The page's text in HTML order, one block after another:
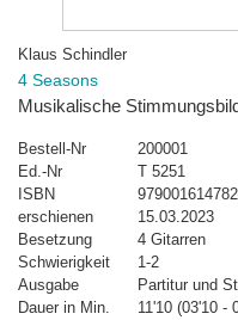
Klaus Schindler
4 Seasons
Musikalische
Bestell-Nr
200001
Ed.-Nr
T 5251
ISBN
erschienen
15.03.2023
Besetzung
4 Gitarren
Schwierigkeit
1-2
Ausgabe
Partitur und
Dauer in Min.
11'10 (03'10 -